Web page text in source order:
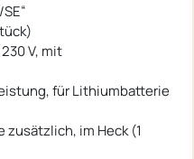
V, mit
für Lithiumbatterie
zusätzlich, im Heck (1